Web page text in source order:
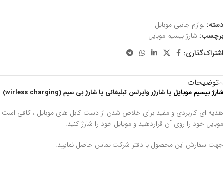
دسته: لوازم جانبی موبایل
برچسب: شارژ بیسیم موبایل
اشتراک‌گذاری:
توضیحات
شارژ بیسیم موبایل یا شارژر وایرلس تبلیغاتی یا شارژ بی سیم (wirless charging)
هدیه ای کاربردی و مفید برای خلاص شدن از دست کابل های موبایل ، کافی است
موبایل خود را روی آن قراردهید و مویایل خود را شارژ کنید.
جهت سفارش این محصول با دفتر شرکت تماس حاصل نمایید.